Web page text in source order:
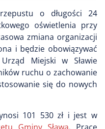
o długości 24
oświetlenia przy
zmiana organizacji
i będzie obowiązywać
Miejski w Sławie
ruchu o zachowanie
się do nowych
101 530 zł i jest w